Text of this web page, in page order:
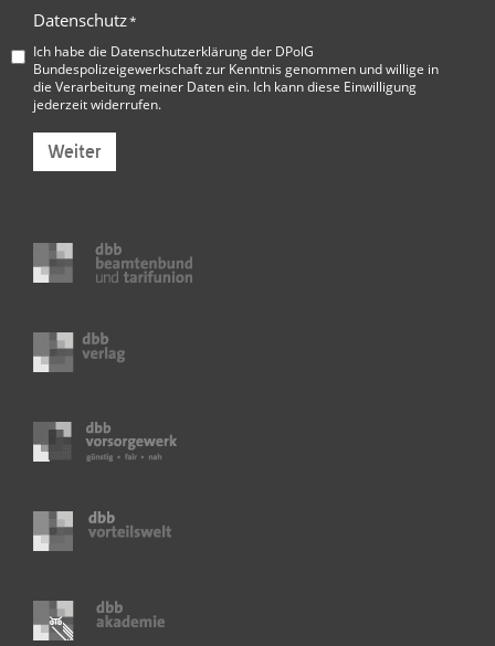
Datenschutz*
Ich habe die Datenschutzerklärung der DPolG
Bundespolizeigewerkschaftzur Kenntnis genommen und willige in
die Verarbeitung meiner Daten ein. Ich kann diese Einwilligung
jederzeit widerrufen.
Weiter